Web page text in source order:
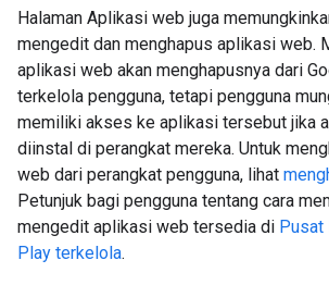
Halaman Aplikasi web juga
mengedit dan menghapus aplikasi web.
aplikasi web akan menghapusnya dari
terkelola pengguna, tetapi pengguna
memiliki akses ke aplikasi tersebut jika
diinstal di perangkat mereka. Untuk
web dari perangkat pengguna, lihat
Petunjuk bagi pengguna tentang cara
mengedit aplikasi web tersedia di Pusat
Play terkelola.